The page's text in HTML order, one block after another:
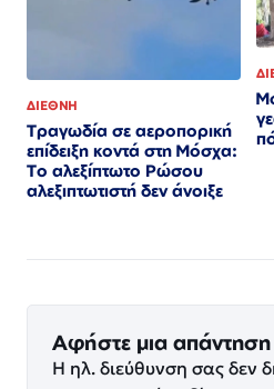
ΔΙΕΘΝΗ
Τραγωδία σε αεροπορική
επίδειξη κοντά στη Μόσχα:
Το αλεξίπτωτο Ρώσου
αλεξιπτωτιστή δεν άνοιξε
Αφήστε μια απάντηση
Η ηλ. διεύθυνση σας δεν